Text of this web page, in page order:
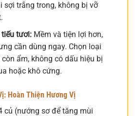
sợi trắng trong, không bị vỡ
tiếu tươi:Mềm và tiện lợi hơn,
cần dùng ngay. Chọn loại
còn ẩm, không có dấu hiệu bị
hoặc khô cứng.
Hoàn Thiện Hương Vị
củ (nướng sơ để tăng mùi